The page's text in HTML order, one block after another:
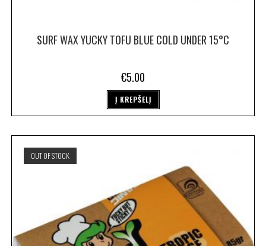
SURF WAX YUCKY TOFU BLUE COLD UNDER 15°C
€5.00
Į KREPŠELĮ
OUT OF STOCK